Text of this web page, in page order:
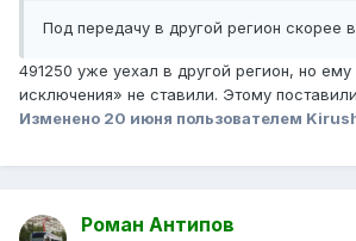
Под передачу в другой регион скорее
491250 уже уехал в другой регион, но
исключения» не ставили. Этому
Изменено 20 июня пользователем
Роман Антипов